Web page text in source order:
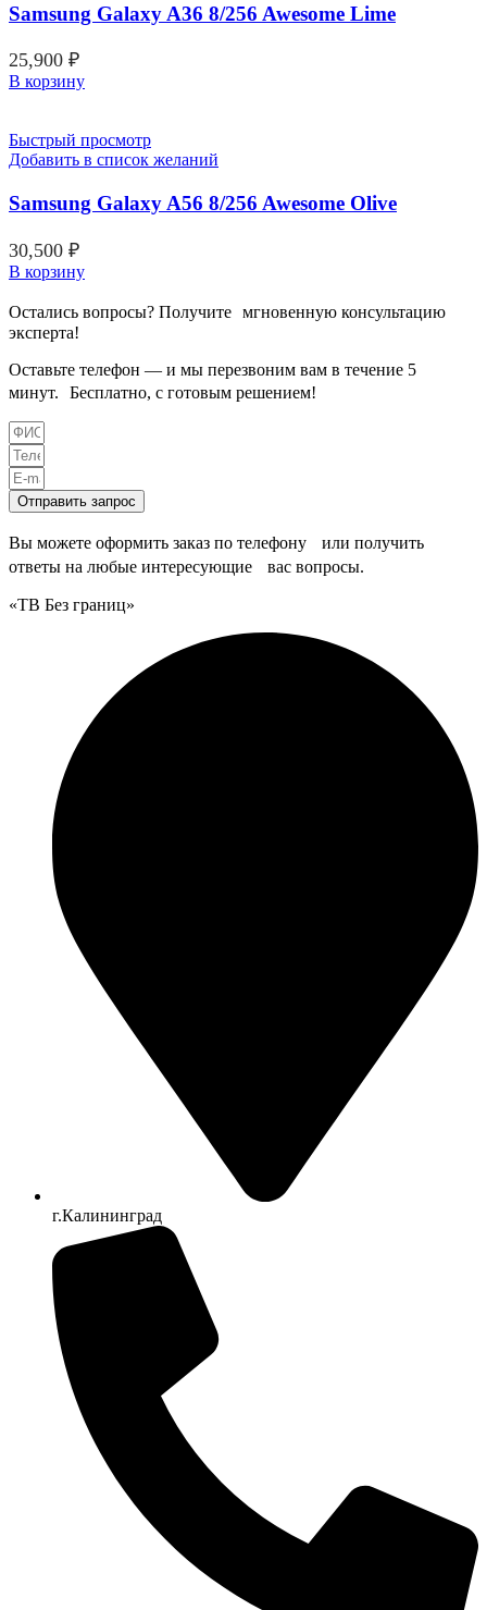
Samsung Galaxy A36 8/256 Awesome Lime
25,900 ₽
В корзину
Быстрый просмотр
Добавить в список желаний
Samsung Galaxy A56 8/256 Awesome Olive
30,500 ₽
В корзину
Остались вопросы? Получите мгновенную консультацию
эксперта!
Оставьте телефон — и мы перезвоним вам в течение 5
минут. Бесплатно, с готовым решением!
Отправить запрос
Вы можете оформить заказ по телефону или получить
ответы на любые интересующие вас вопросы.
«ТВ Без границ»
г.Калининград